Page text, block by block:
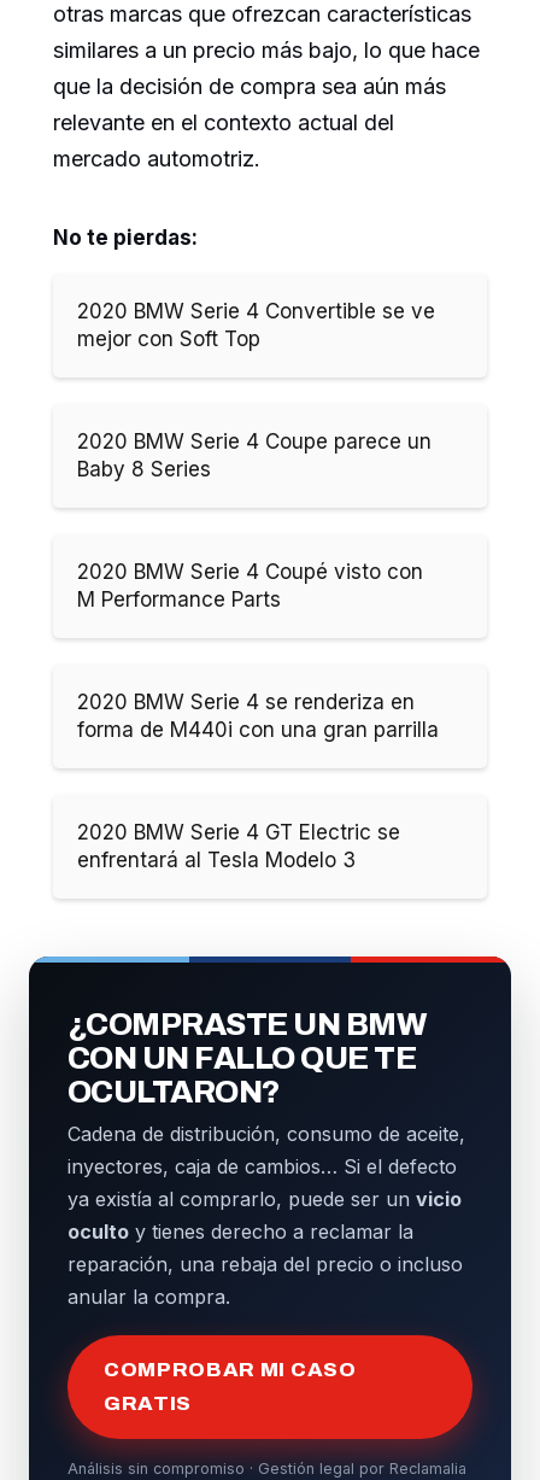
otras marcas que ofrezcan características
similares a un precio más bajo, lo que hace
que la decisión de compra sea aún más
relevante en el contexto actual del
mercado automotriz.
No te pierdas:
2020 BMW Serie 4 Convertible se ve
mejor con Soft Top
2020 BMW Serie 4 Coupe parece un
Baby 8 Series
2020 BMW Serie 4 Coupé visto con
M Performance Parts
2020 BMW Serie 4 se renderiza en
forma de M440i con una gran parrilla
2020 BMW Serie 4 GT Electric se
enfrentará al Tesla Modelo 3
¿COMPRASTE UN BMW
CON UN FALLO QUE TE
OCULTARON?
Cadena de distribución, consumo de aceite,
inyectores, caja de cambios… Si el defecto
ya existía al comprarlo, puede ser un vicio
oculto y tienes derecho a reclamar la
reparación, una rebaja del precio o incluso
anular la compra.
COMPROBAR MI CASO
GRATIS
Análisis sin compromiso · Gestión legal por Reclamalia